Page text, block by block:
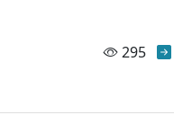
295